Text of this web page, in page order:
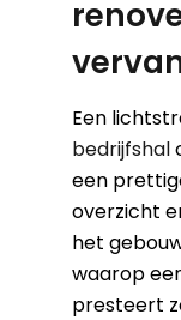
Een
bedrijfshal
een
overzicht
het
waarop
presteert